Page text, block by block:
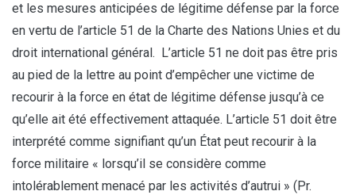
et les mesures anticipées de légitime défense par la force
en vertu de l’article 51 de la Charte des Nations Unies et du
droit international général. L’article 51 ne doit pas être pris
au pied de la lettre au point d’empêcher une victime de
recourir à la force en état de légitime défense jusqu’à ce
qu’elle ait été effectivement attaquée. L’article 51 doit être
interprété comme signifiant qu’un État peut recourir à la
force militaire « lorsqu’il se considère comme
intolérablement menacé par les activités d’autrui » (Pr.